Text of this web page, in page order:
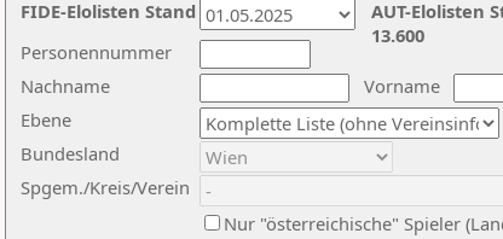
Nachname
Vorname
Ebene
Personennummer
Bundesland
Spgem./Kreis/Verein
Nur "österreichische" Spieler
AUT-Elolisten
13.600
FIDE-Elolisten Stand